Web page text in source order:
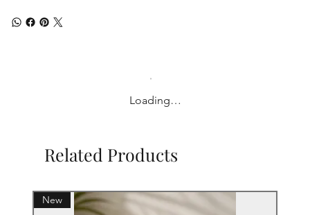
Loading…
Related Products
New